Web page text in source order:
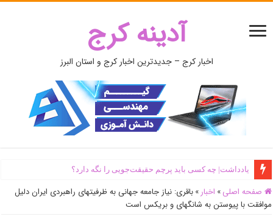
آدینه کرج
اخبار کرج – جدیدترین اخبار کرج و استان البرز
یادداشت| ‌چه کسی باید پرچم حقیقت‌جویی را نگه دارد؟
صفحه اصلی » اخبار » باقری: نیاز جامعه جهانی به ظرفیتهای راهبردی ایران دلیل
موافقت با پیوستن به شانگهای و بریکس است